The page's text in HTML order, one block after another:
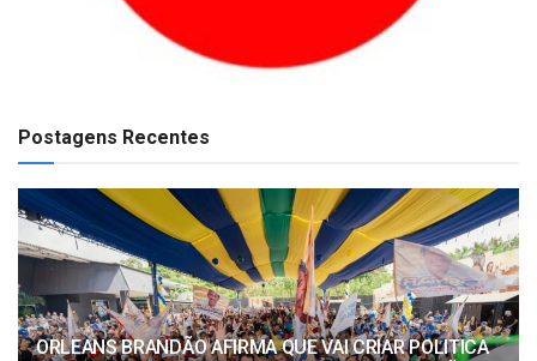
Postagens Recentes
ORLEANS BRANDÃO AFIRMA QUE VAI CRIAR POLITICA